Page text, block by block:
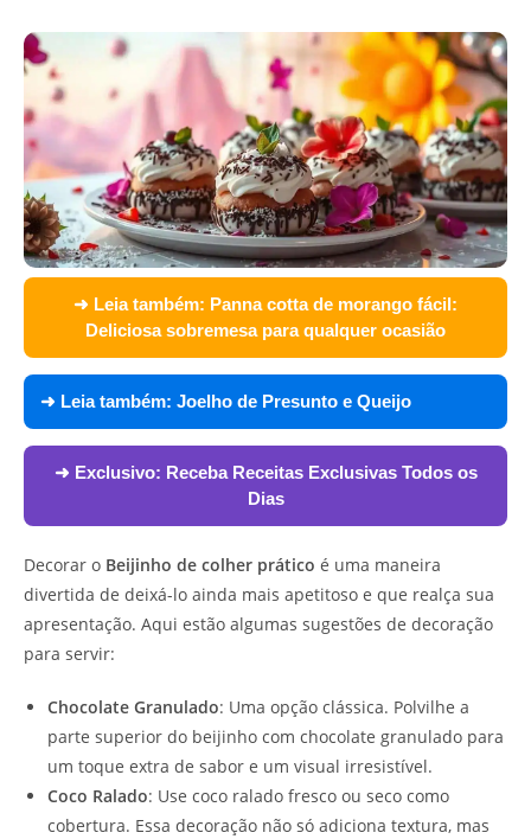
➜ Leia também: Panna cotta de morango fácil:
Deliciosa sobremesa para qualquer ocasião
➜ Leia também: Joelho de Presunto e Queijo
➜ Exclusivo: Receba Receitas Exclusivas Todos os
Dias
Decorar o Beijinho de colher prático é uma maneira
divertida de deixá-lo ainda mais apetitoso e que realça sua
apresentação. Aqui estão algumas sugestões de decoração
para servir:
Chocolate Granulado: Uma opção clássica. Polvilhe a
parte superior do beijinho com chocolate granulado para
um toque extra de sabor e um visual irresistível.
Coco Ralado: Use coco ralado fresco ou seco como
cobertura. Essa decoração não só adiciona textura, mas